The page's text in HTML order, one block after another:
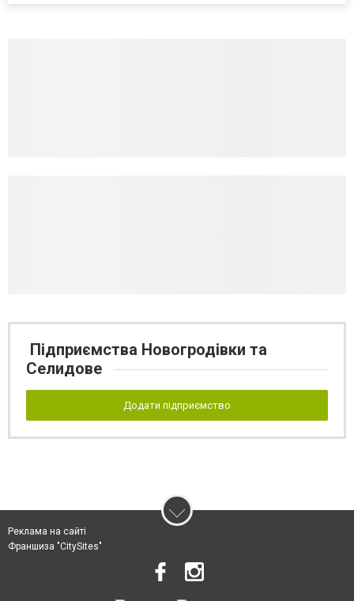
Підприємства Новогродівки та
Селидове
Додати підприємство
Реклама на сайті
Франшиза "CitySites"